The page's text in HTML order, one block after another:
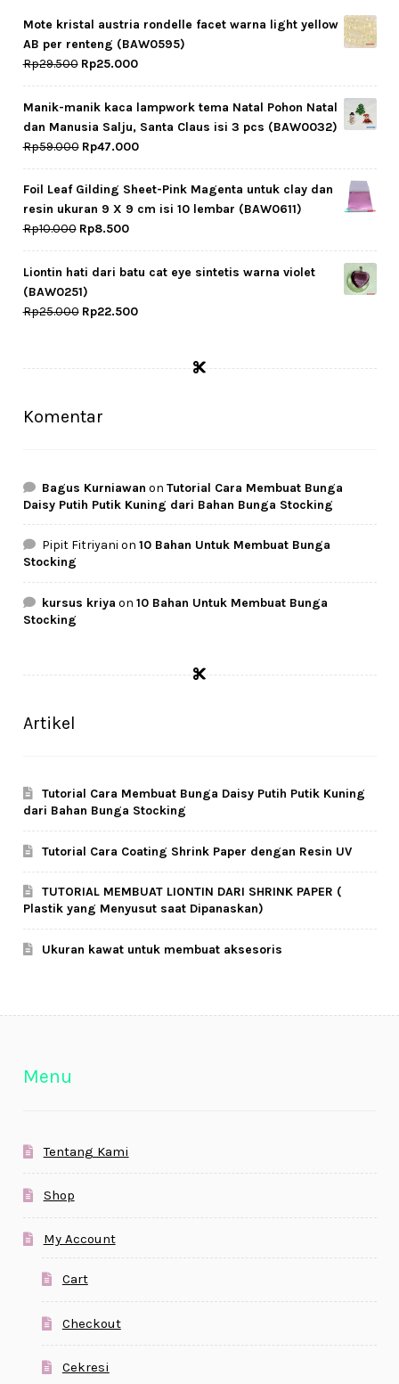
Cara Order
Tentang Kami
Tutorial Step by Step
Mote kristal austria rondelle facet warna light yellow
AB per renteng (BAW0595)
Rp29.500 Original
price
was:
Rp29.500.
Rp25.000Current
price
is:
Rp25.000.
Manik-manik kaca lampwork tema Natal Pohon Natal
dan Manusia Salju, Santa Claus isi 3 pcs (BAW0032)
Rp59.000 Original
price
was:
Rp59.000.
Rp47.000Current
price
is:
Rp47.000.
Foil Leaf Gilding Sheet-Pink Magenta untuk clay dan
resin ukuran 9 X 9 cm isi 10 lembar (BAW0611)
Rp10.000 Original
price
was:
Rp10.000.
Rp8.500Current
price
is:
Liontin hati dari batu cat eye sintetis warna violet
(BAW0251)
Rp25.000 Original
Rp25.000.
Rp22.500Current
Rp22.500.
Komentar
Bagus Kurniawan onTutorial Cara Membuat Bunga
Daisy Putih Putik Kuning dari Bahan Bunga Stocking
Pipit Fitriyani on10 Bahan Untuk Membuat Bunga
Stocking
kursus kriya on10 Bahan Untuk Membuat Bunga
Stocking
Artikel
Tutorial Cara Membuat Bunga Daisy Putih Putik Kuning
dari Bahan Bunga Stocking
Tutorial Cara Coating Shrink Paper dengan Resin UV
TUTORIAL MEMBUAT LIONTIN DARI SHRINK PAPER (
Plastik yang Menyusut saat Dipanaskan)
Ukuran kawat untuk membuat aksesoris
Menu
Tentang Kami
Shop
My Account
Cart
Checkout
Cekresi